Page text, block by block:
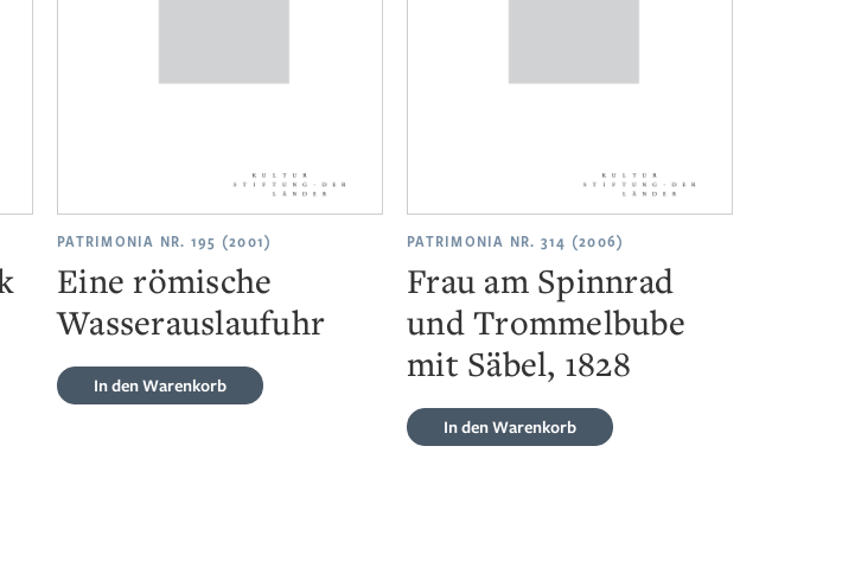
PATRIMONIA NR. 195 (2001)
Eine römische
Wasserauslaufuhr
In den Warenkorb
PATRIMONIA NR. 314 (2006)
Frau am Spinnrad
und Trommelbube
mit Säbel, 1828
In den Warenkorb